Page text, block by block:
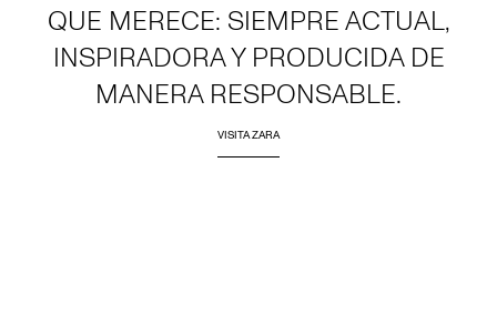
QUE MERECE: SIEMPRE ACTUAL,
INSPIRADORA Y PRODUCIDA DE
MANERA RESPONSABLE.
VISITA ZARA